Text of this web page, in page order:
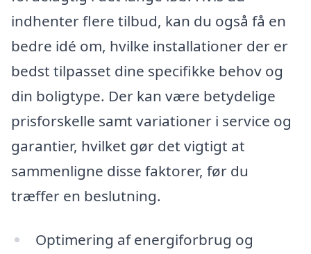
indhenter flere tilbud, kan du også få en
bedre idé om, hvilke installationer der er
bedst tilpasset dine specifikke behov og
din boligtype. Der kan være betydelige
prisforskelle samt variationer i service og
garantier, hvilket gør det vigtigt at
sammenligne disse faktorer, før du
træffer en beslutning.
Optimering af energiforbrug og